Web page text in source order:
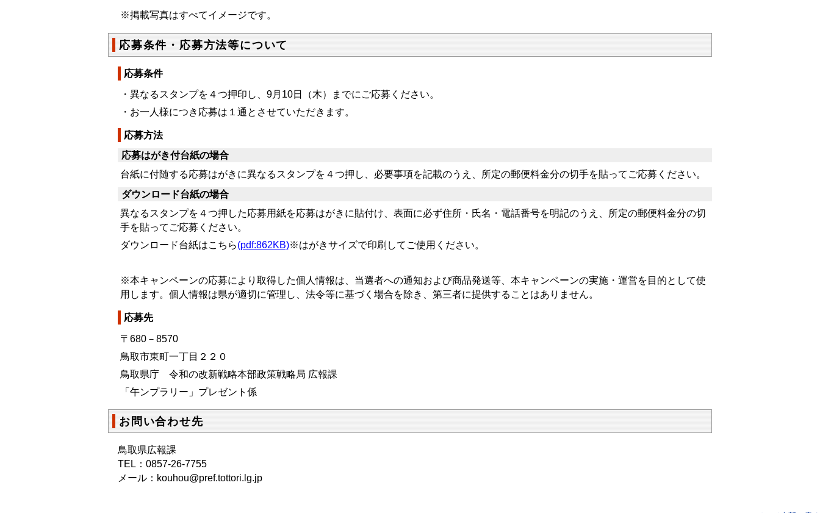
※掲載写真はすべてイメージです。
応募条件・応募方法等について
応募条件
・異なるスタンプを４つ押印し、9月10日（木）までにご応募ください。
・お一人様につき応募は１通とさせていただきます。
応募方法
応募はがき付台紙の場合
台紙に付随する応募はがきに異なるスタンプを４つ押し、必要事項を記載のうえ、所定の郵便料金分の切手を貼ってご応募ください。
ダウンロード台紙の場合
異なるスタンプを４つ押した応募用紙を応募はがきに貼付け、表面に必ず住所・氏名・電話番号を明記のうえ、所定の郵便料金分の切
手を貼ってご応募ください。
ダウンロード台紙はこちら(pdf:862KB)※はがきサイズで印刷してご使用ください。
※本キャンペーンの応募により取得した個人情報は、当選者への通知および商品発送等、本キャンペーンの実施・運営を目的として使
用します。個人情報は県が適切に管理し、法令等に基づく場合を除き、第三者に提供することはありません。
応募先
〒680－8570
鳥取市東町一丁目２２０
鳥取県庁 令和の改新戦略本部政策戦略局 広報課
「午ンプラリー」プレゼント係
お問い合わせ先
鳥取県広報課
TEL：0857-26-7755
メール：kouhou@pref.tottori.lg.jp